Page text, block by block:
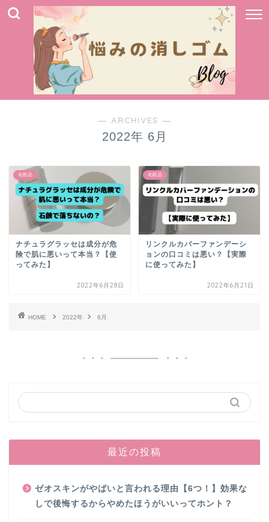
― ARCHIVES ―
2022年 6月
化粧品
ナチュラグラッセは成分が危
険で肌に悪いって本当？【使
ってみた】
2022年6月28日
化粧品
リンクルカバーファンデーシ
ョンの口コミは悪い？【実際
に使ってみた】
2022年6月21日
HOME 2022年 6月
最近の投稿
ゼオスキンがやばいと言われる理由【6つ！】効果な
しで後悔するからやめたほうがいいってホント？